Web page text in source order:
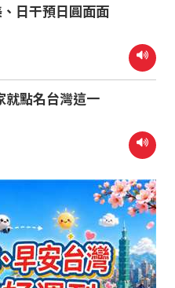
日干預日圓面面